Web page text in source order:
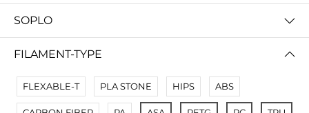
SOPLO
FILAMENT-TYPE
FLEXABLE-T PLA STONE HIPS ABS